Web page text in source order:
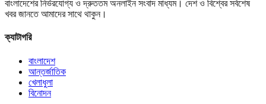
বাংলাদেশের নির্ভরযোগ্য ও দ্রুততম অনলাইন সংবাদ মাধ্যম। দেশ ও বিশ্বের সর্বশেষ
খবর জানতে আমাদের সাথে থাকুন।
ক্যাটাগরি
বাংলাদেশ
আন্তর্জাতিক
খেলাধুলা
বিনোদন